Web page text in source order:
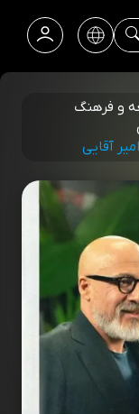
و فرهنگ
آقایی